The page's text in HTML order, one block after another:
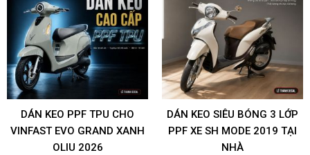
DÁN KEO PPF TPU CHO
VINFAST EVO GRAND XANH
OLIU 2026
DÁN KEO SIÊU BÓNG 3 LỚP
PPF XE SH MODE 2019 TẠI
NHÀ